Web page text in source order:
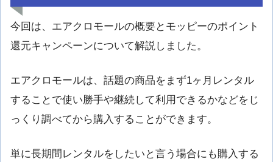
今回は、エアクロモールの概要とモッピーのポイント
還元キャンペーンについて解説しました。
エアクロモールは、話題の商品をまず1ヶ月レンタル
することで使い勝手や継続して利用できるかなどをじ
っくり調べてから購入することができます。
単に長期間レンタルをしたいと言う場合にも購入する